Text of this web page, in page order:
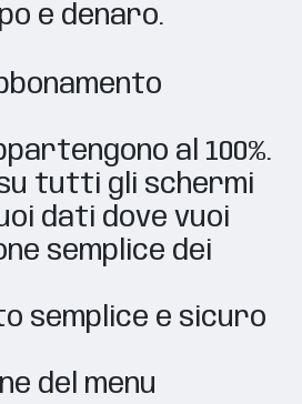
e denaro.
al 100%.
tutti gli schermi
dati dove vuoi
semplice dei
semplice e sicuro
del menu